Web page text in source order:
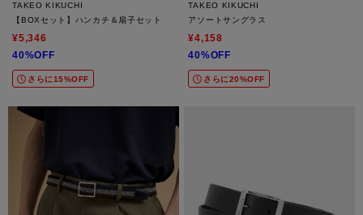
TAKEO KIKUCHI
【BOXセット】ハンカチ＆扇子セット
¥5,346
40%OFF
さらに15%OFF
TAKEO KIKUCHI
アソートサングラス
¥4,158
40%OFF
さらに20%OFF